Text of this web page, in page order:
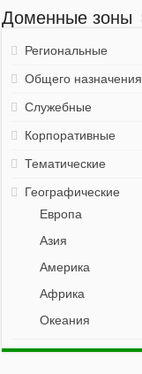
Доменные зоны
Региональные
Общего назначения
Служебные
Корпоративные
Тематические
Географические
Европа
Азия
Америка
Африка
Океания